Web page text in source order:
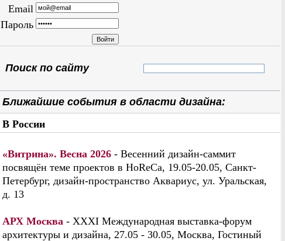
Email
Пароль
Поиск по сайту
Ближайшие события в области дизайна:
В России
«Витрина». Весна 2026 - Весенний дизайн-саммит
посвящён теме проектов в HoReCa, 19.05-20.05, Санкт-
Петербург, дизайн-пространство Аквариус, ул. Уральская,
д. 13
АРХ Москва - XXXI Международная выставка-форум
архитектуры и дизайна, 27.05 - 30.05, Москва, Гостиный